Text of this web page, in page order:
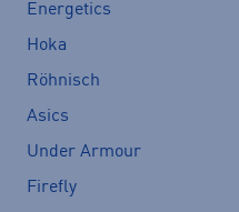
Energetics
Hoka
Röhnisch
Asics
Under Armour
Firefly